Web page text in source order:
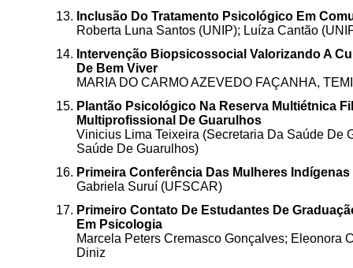
Inclusão Do Tratamento Psicológico Em
Roberta Luna Santos (UNIP); Luíza Cantão
Intervenção Biopsicossocial Valorizando A
De Bem Viver
MARIA DO CARMO AZEVEDO FAÇANHA,
Plantão Psicológico Na Reserva Multiétnica
Multiprofissional De Guarulhos
Vinicius Lima Teixeira (Secretaria Da Saúde De
Saúde De Guarulhos)
Primeira Conferência Das Mulheres
Gabriela Suruí (UFSCAR)
Primeiro Contato De Estudantes De
Em Psicologia
Marcela Peters Cremasco Gonçalves; Eleonora
Diniz